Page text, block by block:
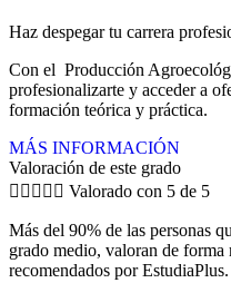
Haz despegar tu carrera
Con el Producción
profesionalizarte y acceder a
formación teórica y práctica.
MÁS INFORMACIÓN
Valoración de este grado
     Valorado con 5 de 5
Más del 90% de las personas
grado medio, valoran de
recomendados por EstudiaPlus.